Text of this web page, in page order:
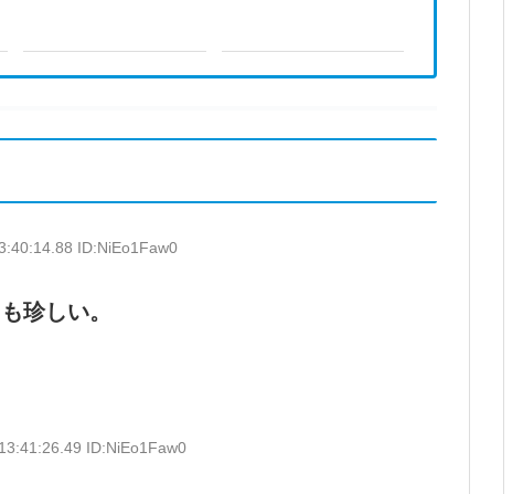
ID:NiEo1Faw0
珍しい。
ID:NiEo1Faw0